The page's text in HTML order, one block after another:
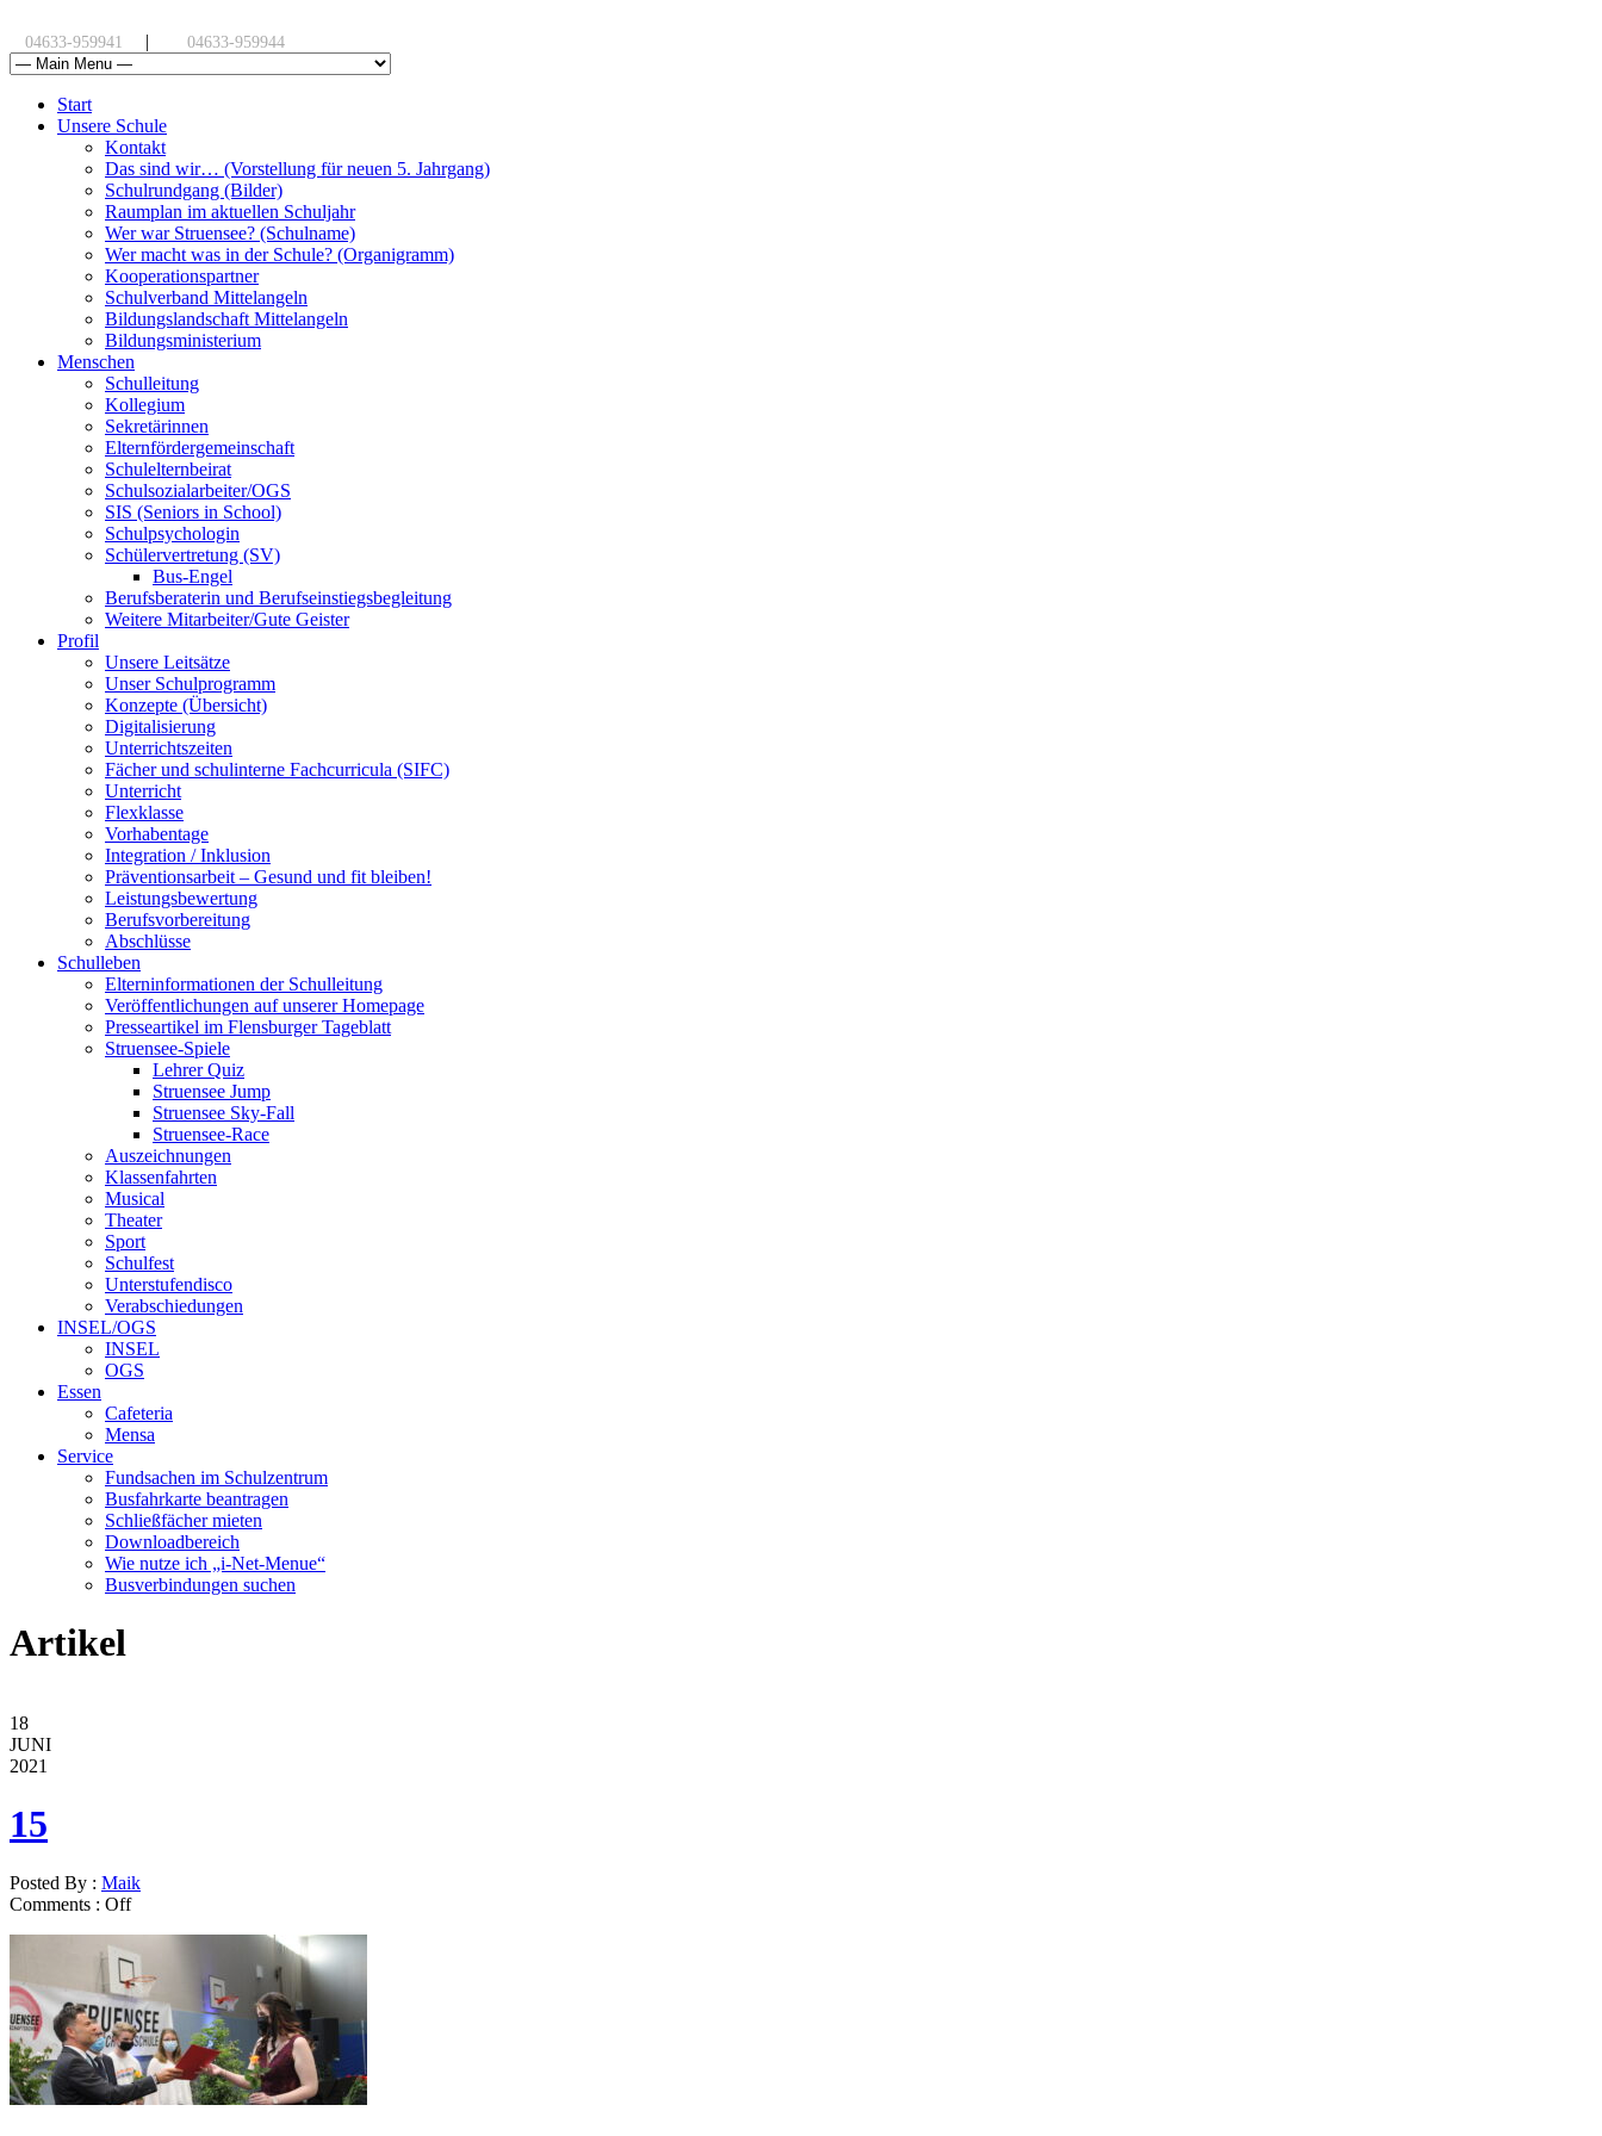
04633-959941 | 04633-959944
Start
Unsere Schule
Kontakt
Das sind wir… (Vorstellung für neuen 5. Jahrgang)
Schulrundgang (Bilder)
Raumplan im aktuellen Schuljahr
Wer war Struensee? (Schulname)
Wer macht was in der Schule? (Organigramm)
Kooperationspartner
Schulverband Mittelangeln
Bildungslandschaft Mittelangeln
Bildungsministerium
Menschen
Schulleitung
Kollegium
Sekretärinnen
Elternfördergemeinschaft
Schulelternbeirat
Schulsozialarbeiter/OGS
SIS (Seniors in School)
Schulpsychologin
Schülervertretung (SV)
Bus-Engel
Berufsberaterin und Berufseinstiegsbegleitung
Weitere Mitarbeiter/Gute Geister
Profil
Unsere Leitsätze
Unser Schulprogramm
Konzepte (Übersicht)
Digitalisierung
Unterrichtszeiten
Fächer und schulinterne Fachcurricula (SIFC)
Unterricht
Flexklasse
Vorhabentage
Integration / Inklusion
Präventionsarbeit – Gesund und fit bleiben!
Leistungsbewertung
Berufsvorbereitung
Abschlüsse
Schulleben
Elterninformationen der Schulleitung
Veröffentlichungen auf unserer Homepage
Presseartikel im Flensburger Tageblatt
Struensee-Spiele
Lehrer Quiz
Struensee Jump
Struensee Sky-Fall
Struensee-Race
Auszeichnungen
Klassenfahrten
Musical
Theater
Sport
Schulfest
Unterstufendisco
Verabschiedungen
INSEL/OGS
INSEL
OGS
Essen
Cafeteria
Mensa
Service
Fundsachen im Schulzentrum
Busfahrkarte beantragen
Schließfächer mieten
Downloadbereich
Wie nutze ich „i-Net-Menue“
Busverbindungen suchen
Artikel
18
JUNI
2021
15
Posted By : Maik
Comments : Off